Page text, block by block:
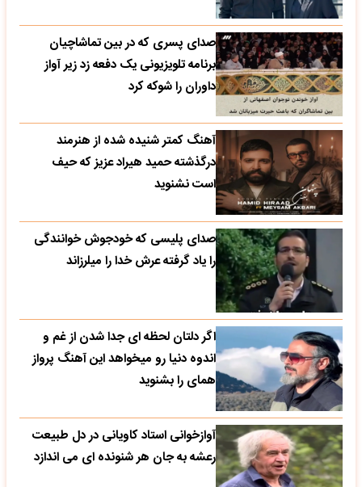
صدای پسری که در بین تماشاچیان
برنامه تلویزیونی یک دفعه زد زیر آواز
داوران را شوکه کرد
آهنگ کمتر شنیده شده از هنرمند
درگذشته حمید هیراد عزیز که حیف
است نشنوید
صدای پلیسی که خودجوش خوانندگی
را یاد گرفته عرش خدا را میلرزاند
اگر دلتان لحظه ای جدا شدن از غم و
اندوه دنیا رو میخواهد این آهنگ پرواز
همای را بشنوید
آوازخوانی استاد کاویانی در دل طبیعت
رعشه به جان هر شنونده ای می اندازد